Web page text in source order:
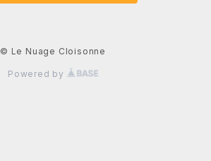
© Le Nuage Cloisonne
Powered by